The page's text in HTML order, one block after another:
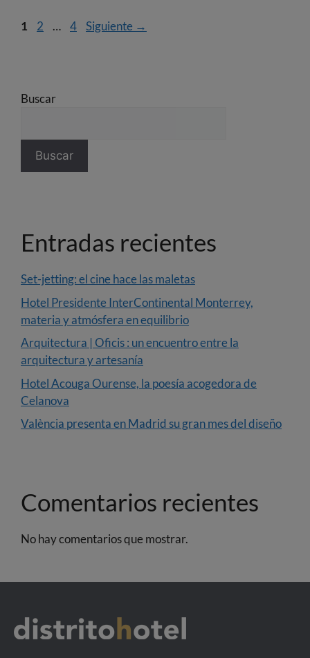
1 2 … 4 Siguiente →
Buscar
Buscar
Entradas recientes
Set-jetting: el cine hace las maletas
Hotel Presidente InterContinental Monterrey,
materia y atmósfera en equilibrio
Arquitectura | Oficis : un encuentro entre la
arquitectura y artesanía
Hotel Acouga Ourense, la poesía acogedora de
Celanova
València presenta en Madrid su gran mes del diseño
Comentarios recientes
No hay comentarios que mostrar.